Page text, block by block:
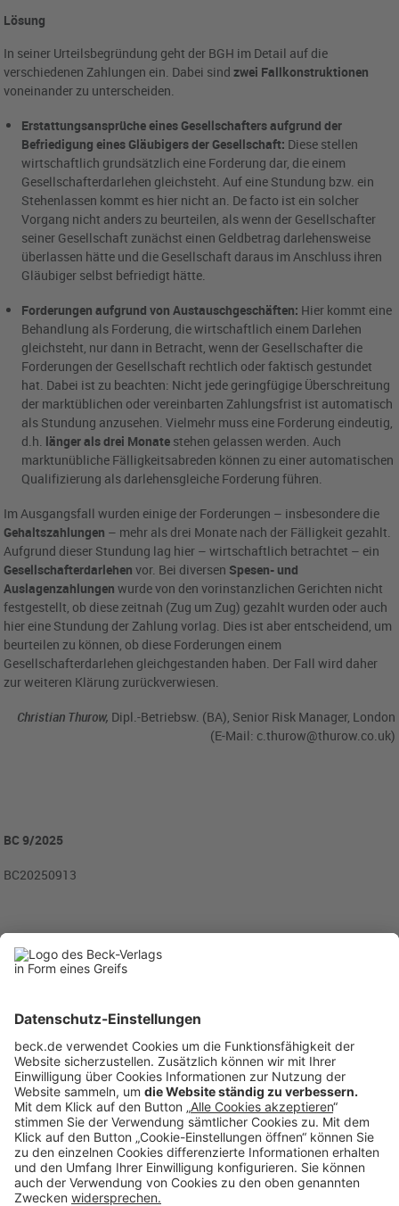
Lösung
In seiner Urteilsbegründung geht der BGH im Detail auf die
verschiedenen Zahlungen ein. Dabei sindzwei Fallkonstruktionen
voneinander zu unterscheiden.
Erstattungsansprüche eines Gesellschafters aufgrund der
Befriedigung eines Gläubigers der Gesellschaft: Diese stellen
wirtschaftlich grundsätzlich eine Forderung dar, die einem
Gesellschafterdarlehen gleichsteht. Auf eine Stundung bzw. ein
Stehenlassen kommt es hier nicht an. De facto ist ein solcher
Vorgang nicht anders zu beurteilen, als wenn der Gesellschafter
seiner Gesellschaft zunächst einen Geldbetrag darlehensweise
überlassen hätte und die Gesellschaft daraus im Anschluss ihren
Gläubiger selbst befriedigt hätte.
Forderungen aufgrund von Austauschgeschäften: Hier kommt eine
Behandlung als Forderung, die wirtschaftlich einem Darlehen
gleichsteht, nur dann in Betracht, wenn der Gesellschafter die
Forderungen der Gesellschaft rechtlich oder faktisch gestundet
hat. Dabei ist zu beachten: Nicht jede geringfügige Überschreitung
der marktüblichen oder vereinbarten Zahlungsfrist ist automatisch
als Stundung anzusehen. Vielmehr muss eine Forderung eindeutig,
d.h. länger als drei Monate stehen gelassen werden. Auch
marktunübliche Fälligkeitsabreden können zu einer automatischen
Qualifizierung als darlehensgleiche Forderung führen.
Im Ausgangsfall wurden einige der Forderungen – insbesondere die
Gehaltszahlungen – mehr als drei Monate nach der Fälligkeit gezahlt.
Aufgrund dieser Stundung lag hier – wirtschaftlich betrachtet – ein
Gesellschafterdarlehen vor. Bei diversen Spesen- und
Auslagenzahlungen wurde von den vorinstanzlichen Gerichten nicht
festgestellt, ob diese zeitnah (Zug um Zug) gezahlt wurden oder auch
hier eine Stundung der Zahlung vorlag. Dies ist aber entscheidend, um
beurteilen zu können, ob diese Forderungen einem
Gesellschafterdarlehen gleichgestanden haben. Der Fall wird daher
zur weiteren Klärung zurückverwiesen.
Christian Thurow, Dipl.-Betriebsw. (BA), Senior Risk Manager, London
(E-Mail: c.thurow@thurow.co.uk)
BC 9/2025
BC20250913
Anzeigen